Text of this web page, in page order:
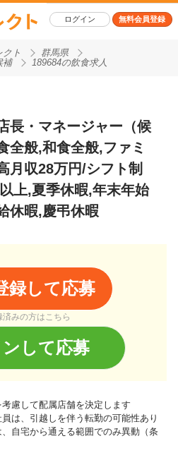
ログイン 無料会員登録
ト
群馬県
補
189684の飲食求人
長・マネージャー（候
全般,和食全般,ファミ
月収28万円/シフト制
上,夏季休暇,年末年始
休暇,慶弔休暇
録して応募
済みの方はこちら
して応募
慮して配属店舗を決定します
は、引越しを伴う転勤の可能性あり
自宅から通える範囲でのみ異動（条